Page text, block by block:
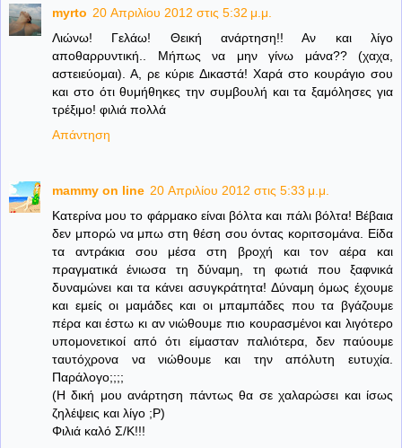
myrto 20 Απριλίου 2012 στις 5:32 μ.μ.
Λιώνω! Γελάω! Θεική ανάρτηση!! Αν και λίγο
αποθαρρυντική.. Μήπως να μην γίνω μάνα?? (χαχα,
αστειεύομαι). Α, ρε κύριε Δικαστά! Χαρά στο κουράγιο σου
και στο ότι θυμήθηκες την συμβουλή και τα ξαμόλησες για
τρέξιμο! φιλιά πολλά
Απάντηση
mammy on line 20 Απριλίου 2012 στις 5:33 μ.μ.
Κατερίνα μου το φάρμακο είναι βόλτα και πάλι βόλτα! Βέβαια
δεν μπορώ να μπω στη θέση σου όντας κοριτσομάνα. Είδα
τα αντράκια σου μέσα στη βροχή και τον αέρα και
πραγματικά ένιωσα τη δύναμη, τη φωτιά που ξαφνικά
δυναμώνει και τα κάνει ασυγκράτητα! Δύναμη όμως έχουμε
και εμείς οι μαμάδες και οι μπαμπάδες που τα βγάζουμε
πέρα και έστω κι αν νιώθουμε πιο κουρασμένοι και λιγότερο
υπομονετικοί από ότι είμασταν παλιότερα, δεν παύουμε
ταυτόχρονα να νιώθουμε και την απόλυτη ευτυχία.
Παράλογο;;;;
(Η δική μου ανάρτηση πάντως θα σε χαλαρώσει και ίσως
ζηλέψεις και λίγο ;Ρ)
Φιλιά καλό Σ/Κ!!!